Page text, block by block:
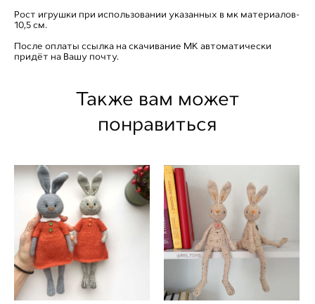
Рост игрушки при использовании указанных в мк материалов-
10,5 см.
После оплаты ссылка на скачивание МК автоматически
придёт на Вашу почту.
Также вам может
понравиться